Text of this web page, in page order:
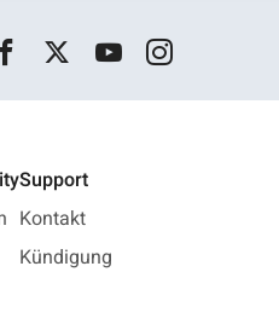
Support
Kontakt
Kündigung